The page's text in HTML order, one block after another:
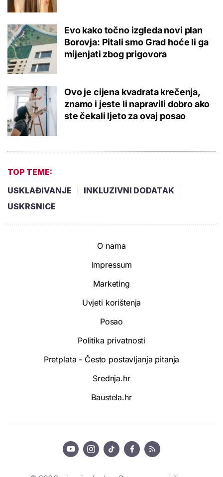
Evo kako točno izgleda novi plan
Borovja: Pitali smo Grad hoće li ga
mijenjati zbog prigovora
Ovo je cijena kvadrata krečenja,
znamo i jeste li napravili dobro ako
ste čekali ljeto za ovaj posao
TOP TEME:
USKLAĐIVANJE
INKLUZIVNI DODATAK
USKRSNICE
O nama
Impressum
Marketing
Uvjeti korištenja
Posao
Politika privatnosti
Pretplata - Često postavljanja pitanja
Srednja.hr
Baustela.hr